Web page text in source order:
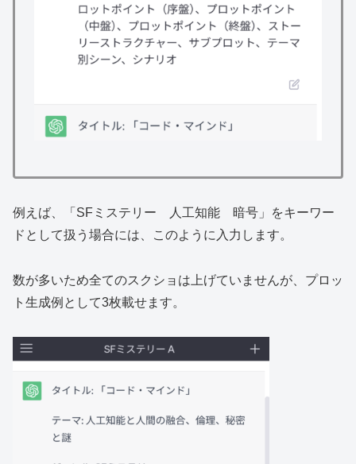
例えば、「SFミステリー 人工知能 暗号」をキーワー
ドとして扱う場合には、このように入力します。
数が多いため全てのスクショは上げていませんが、プロッ
ト生成例として3枚載せます。